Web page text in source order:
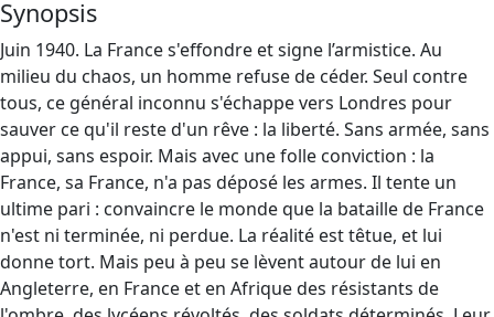
Synopsis
Juin 1940. La France s'effondre et signe l’armistice. Au
milieu du chaos, un homme refuse de céder. Seul contre
tous, ce général inconnu s'échappe vers Londres pour
sauver ce qu'il reste d'un rêve : la liberté. Sans armée, sans
appui, sans espoir. Mais avec une folle conviction : la
France, sa France, n'a pas déposé les armes. Il tente un
ultime pari : convaincre le monde que la bataille de France
n'est ni terminée, ni perdue. La réalité est têtue, et lui
donne tort. Mais peu à peu se lèvent autour de lui en
Angleterre, en France et en Afrique des résistants de